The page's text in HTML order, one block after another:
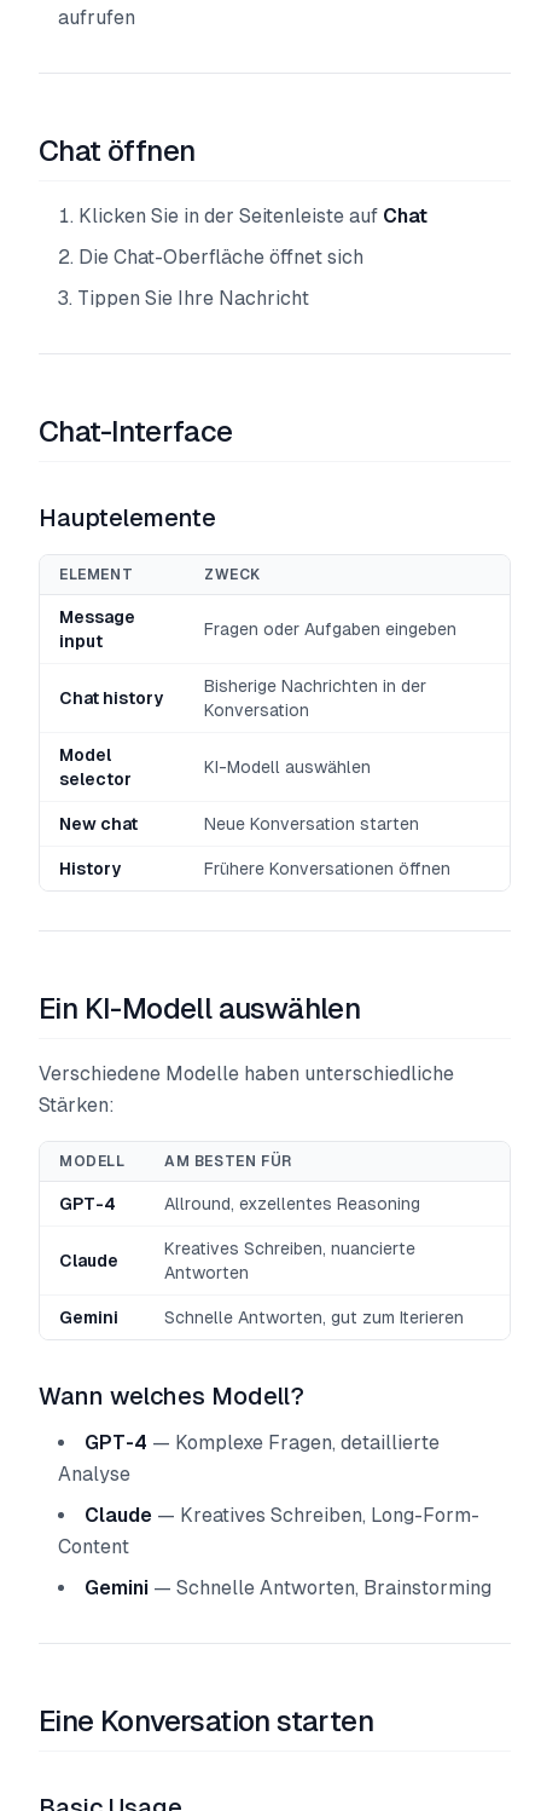
aufrufen
Chat öffnen
Klicken Sie in der Seitenleiste auf Chat
Die Chat-Oberfläche öffnet sich
Tippen Sie Ihre Nachricht
Chat-Interface
Hauptelemente
ELEMENT ZWECK
Message
input
Fragen oder Aufgaben eingeben
Chat history
Bisherige Nachrichten in der
Konversation
Model
selector
KI-Modell auswählen
New chat Neue Konversation starten
History Frühere Konversationen öffnen
Ein KI-Modell auswählen
Verschiedene Modelle haben unterschiedliche
Stärken:
MODELL AM BESTEN FÜR
GPT-4 Allround, exzellentes Reasoning
Claude
Kreatives Schreiben, nuancierte
Antworten
Gemini Schnelle Antworten, gut zum Iterieren
Wann welches Modell?
GPT-4 — Komplexe Fragen, detaillierte
Analyse
Claude — Kreatives Schreiben, Long-Form-
Content
Gemini — Schnelle Antworten, Brainstorming
Eine Konversation starten